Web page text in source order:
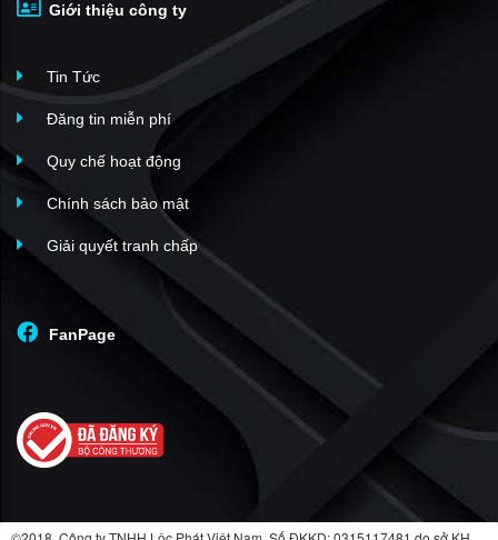
KDC Phú Mỹ
Him Lam Riverside
Sadeco ven sông
Docklands Sài Gòn
Nam Long Trần Trọng Cung
The Infiniti Riviera Point
LuxGarden
Green Valley
Riverpark Residence
(25)
Sky Garden I
(24)
Mỹ Khánh 2
An Gia Riverside
(23)
Giới thiệu công ty
Tin Tức
Đăng tin miễn phí
Quy chế hoạt động
Chính sách bảo mật
Giải quyết tranh chấp
FanPage